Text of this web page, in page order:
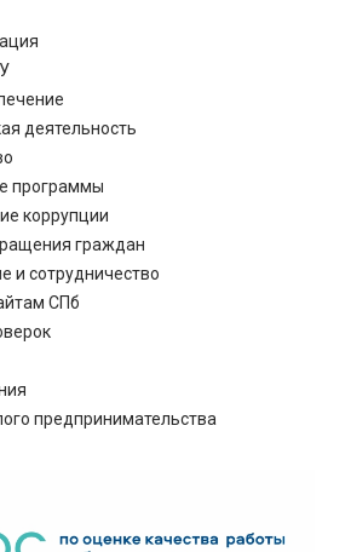
деятельность
программы
коррупции
граждан
и сотрудничество
СПб
предпринимательства